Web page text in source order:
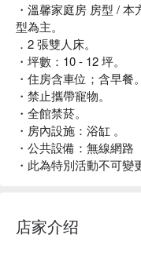
・溫馨家庭房 房型 /
型為主。
．2 張雙人床。
・坪數：10 - 12 坪。
・住房含車位；含早餐。
・禁止攜帶寵物。
・全館禁菸。
・房內設施：浴缸 。
・公共設備：無線網路
・此為特別活動不可變
店家介绍